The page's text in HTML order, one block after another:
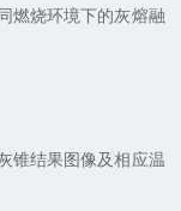
烧环境下的灰熔融
结果图像及相应温